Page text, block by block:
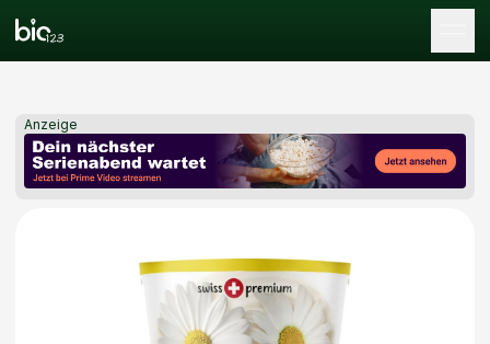
Anzeige